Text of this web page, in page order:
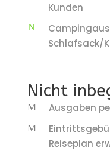
Kunden
Schlafsack/
Nicht
Ausgaben
Reiseplan